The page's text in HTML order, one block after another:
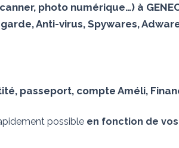
photo numérique…) à
Anti-virus, Spywares,
passeport, compte Améli,
possible en fonction de